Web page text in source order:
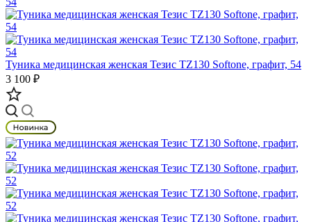
Туника медицинская женская Тезис TZ130 Softone, графит, 54
3 100 ₽